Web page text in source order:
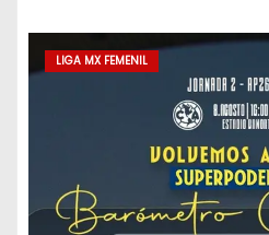
LIGA MX FEMENIL